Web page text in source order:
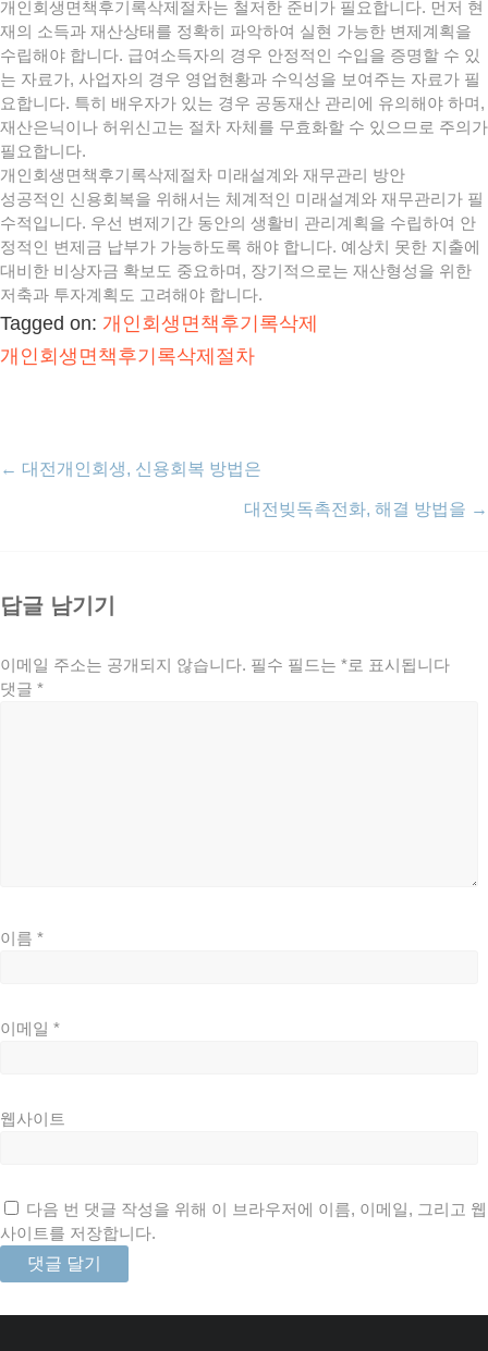
개인회생면책후기록삭제절차는 철저한 준비가 필요합니다. 먼저 현
재의 소득과 재산상태를 정확히 파악하여 실현 가능한 변제계획을
수립해야 합니다. 급여소득자의 경우 안정적인 수입을 증명할 수 있
는 자료가, 사업자의 경우 영업현황과 수익성을 보여주는 자료가 필
요합니다. 특히 배우자가 있는 경우 공동재산 관리에 유의해야 하며,
재산은닉이나 허위신고는 절차 자체를 무효화할 수 있으므로 주의가
필요합니다.
개인회생면책후기록삭제절차 미래설계와 재무관리 방안
성공적인 신용회복을 위해서는 체계적인 미래설계와 재무관리가 필
수적입니다. 우선 변제기간 동안의 생활비 관리계획을 수립하여 안
정적인 변제금 납부가 가능하도록 해야 합니다. 예상치 못한 지출에
대비한 비상자금 확보도 중요하며, 장기적으로는 재산형성을 위한
저축과 투자계획도 고려해야 합니다.
Tagged on: 개인회생면책후기록삭제
개인회생면책후기록삭제절차
← 대전개인회생, 신용회복 방법은
대전빚독촉전화, 해결 방법을 →
답글 남기기
이메일 주소는 공개되지 않습니다. 필수 필드는 *로 표시됩니다
댓글 *
이름 *
이메일 *
웹사이트
다음 번 댓글 작성을 위해 이 브라우저에 이름, 이메일, 그리고 웹
사이트를 저장합니다.